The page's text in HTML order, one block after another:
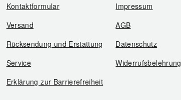
Kontaktformular
Versand
Rücksendung und Erstattung
Service
Erklärung zur Barrierefreiheit
Impressum
AGB
Datenschutz
Widerrufsbelehrung